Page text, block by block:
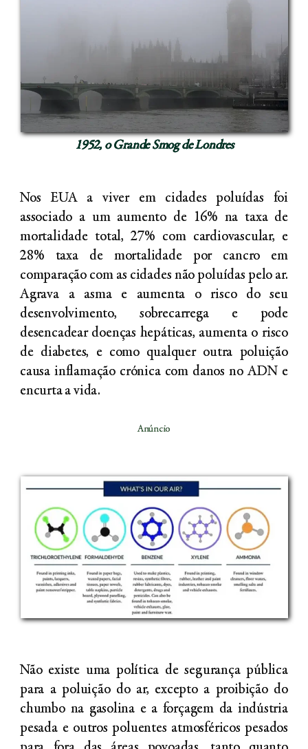
1952, o Grande Smog de Londres
Nos EUA a viver em cidades poluídas foi
associado a um aumento de 16% na taxa de
mortalidade total, 27% com cardiovascular, e
28% taxa de mortalidade por cancro em
comparação com as cidades não poluídas pelo ar.
Agrava a asma e aumenta o risco do seu
desenvolvimento, sobrecarrega e pode
desencadear doenças hepáticas, aumenta o risco
de diabetes, e como qualquer outra poluição
causa inflamação crónica com danos no ADN e
encurta a vida.
Anúncio
Não existe uma política de segurança pública
para a poluição do ar, excepto a proibição do
chumbo na gasolina e a forçagem da indústria
pesada e outros poluentes atmosféricos pesados